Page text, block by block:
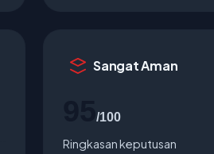
Sangat Aman
/100
Ringkasan keputusan